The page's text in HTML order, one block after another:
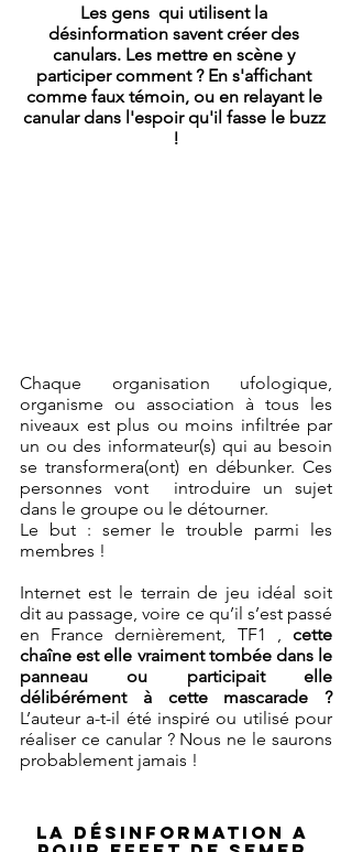
Les gens  qui utilisent la
désinformation savent créer des
canulars. Les mettre en scène y
participer comment ? En s'affichant
comme faux témoin, ou en relayant le
canular dans l'espoir qu'il fasse le buzz
!
Chaque organisation ufologique,
organisme ou association à tous les
niveaux est plus ou moins infiltrée par
un ou des informateur(s) qui au besoin
se transformera(ont) en débunker. Ces
personnes vont  introduire un sujet
dans le groupe ou le détourner.
Le but : semer le trouble parmi les
membres !
Internet est le terrain de jeu idéal soit
dit au passage, voire ce qu’il s’est passé
en France dernièrement, TF1 , cette
chaîne est elle vraiment tombée dans le
panneau ou participait elle
délibérément à cette mascarade ?
L’auteur a-t-il été inspiré ou utilisé pour
réaliser ce canular ? Nous ne le saurons
probablement jamais !
La désinformation a